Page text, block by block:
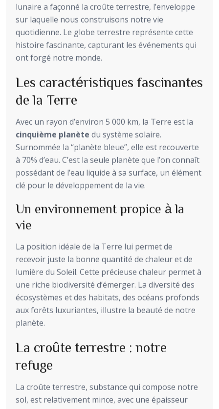
lunaire a façonné la croûte terrestre, l’enveloppe
sur laquelle nous construisons notre vie
quotidienne. Le globe terrestre représente cette
histoire fascinante, capturant les événements qui
ont forgé notre monde.
Les caractéristiques fascinantes
de la Terre
Avec un rayon d’environ 5 000 km, la Terre est la
cinquième planète du système solaire.
Surnommée la “planète bleue”, elle est recouverte
à 70% d’eau. C’est la seule planète que l’on connaît
possédant de l’eau liquide à sa surface, un élément
clé pour le développement de la vie.
Un environnement propice à la
vie
La position idéale de la Terre lui permet de
recevoir juste la bonne quantité de chaleur et de
lumière du Soleil. Cette précieuse chaleur permet à
une riche biodiversité d’émerger. La diversité des
écosystèmes et des habitats, des océans profonds
aux forêts luxuriantes, illustre la beauté de notre
planète.
La croûte terrestre : notre
refuge
La croûte terrestre, substance qui compose notre
sol, est relativement mince, avec une épaisseur